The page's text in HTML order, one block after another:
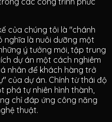
của chúng tôi là "chánh
nghĩa là nuôi dưỡng một
ý tưởng mới, tập trung
dự án một cách nghiêm
nhân để khách hàng trở
của dự án. Chính từ thái độ
phá tự nhiên hình thành,
chỉ đáp ứng công năng
thuật.